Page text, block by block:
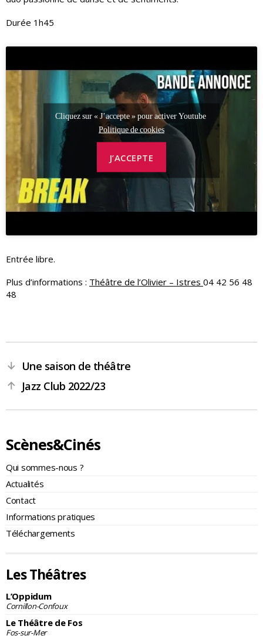
Scènes&Cinés
Qui sommes-nous ?
Actualités
Contact
Informations pratiques
Téléchargements
Les Théâtres
L’Oppidum
Cornillon-Confoux
Le Théâtre de Fos
Fos-sur-Mer
Durée 1h45
Cliquez sur « J’accepte » pour activer Youtube
Politique de cookies
J’ACCEPTE
Entrée libre.
Plus d’informations : Théâtre de l’Olivier – Istres 04 42 56 48
48
← Une saison de théâtre
→ Jazz Club 2022/23